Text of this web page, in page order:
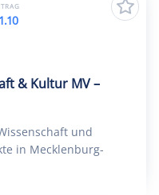
& Kultur MV –
und
in Mecklenburg-